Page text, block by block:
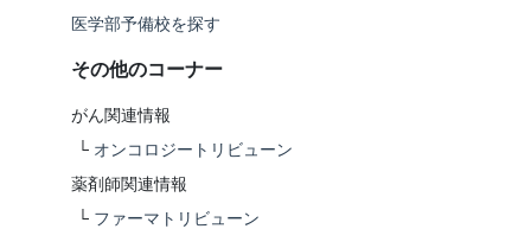
医学部予備校を探す
その他のコーナー
がん関連情報
└ オンコロジートリビューン
薬剤師関連情報
└ ファーマトリビューン